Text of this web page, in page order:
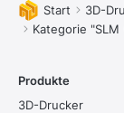
Sie befinden
Start
3D-
Kategorie
Produkte
3D-Drucker